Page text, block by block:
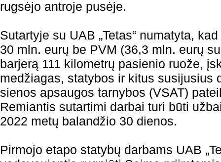
rugsėjo antroje pusėje.
Sutartyje su UAB „Tetas“ numatyta,
30 mln. eurų be PVM (36,3 mln. eurų
barjerą 111 kilometrų pasienio ruože,
medžiagas, statybos ir kitus susijusius
sienos apsaugos tarnybos (VSAT)
Remiantis sutartimi darbai turi būti
2022 metų balandžio 30 dienos.
Pirmojo etapo statybų darbams UAB